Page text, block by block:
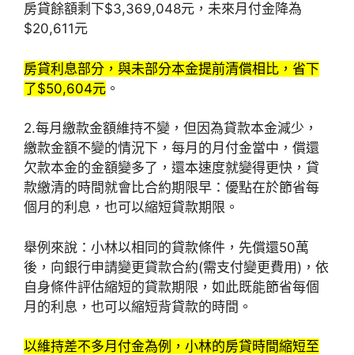
房貸餘額剩下$3,369,048元，未來月付金降為
$20,611元
房貸利息部分，與未部分本金提前清償相比，省下
了$50,604元 。
2.每月繳款金額維持不變，但因為貸款本金減少，
繳款金額不變的情況下，每月的月付金當中，償還
欠款本金的金額變多了，還本速度就變得更快，貸
款繳清的時間就會比合約期限早：優點在於節省每
個月的利息，也可以縮短貸款期限。
舉例來說：小林以相同的貸款條件，先償還50萬
後，向銀行申請變更貸款合約(需支付變更費用)，依
自身條件評估縮短的貸款期限，如此既能節省每個
月的利息，也可以縮短背貸款的時間。
以維持差不多月付金為例，小林的房貸時間縮短至